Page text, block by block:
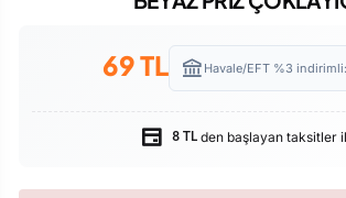
69TL Havale/EFT %3 indirimli:
8 TLden başlayan taksitler